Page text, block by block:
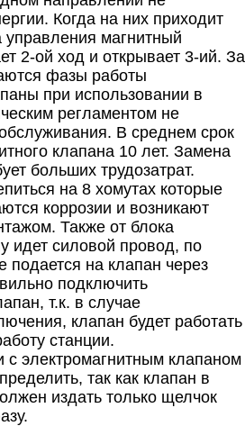
Когда на них приходит
управления магнитный
2-ой ход и открывает 3-ий. За
фазы работы
при использовании в
регламентом не
В среднем срок
клапана 10 лет. Замена
больших трудозатрат.
на 8 хомутах которые
коррозии и возникают
Также от блока
идет силовой провод, по
подается на клапан через
подключить
т.к. в случае
клапан будет работать
станции.
электромагнитным клапаном
так как клапан в
издать только щелчок